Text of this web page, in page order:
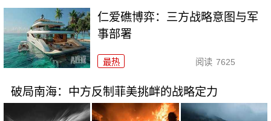
仁爱礁博弈：三方战略意图与军
事部署
最热 阅读 7625
破局南海：中方反制菲美挑衅的战略定力